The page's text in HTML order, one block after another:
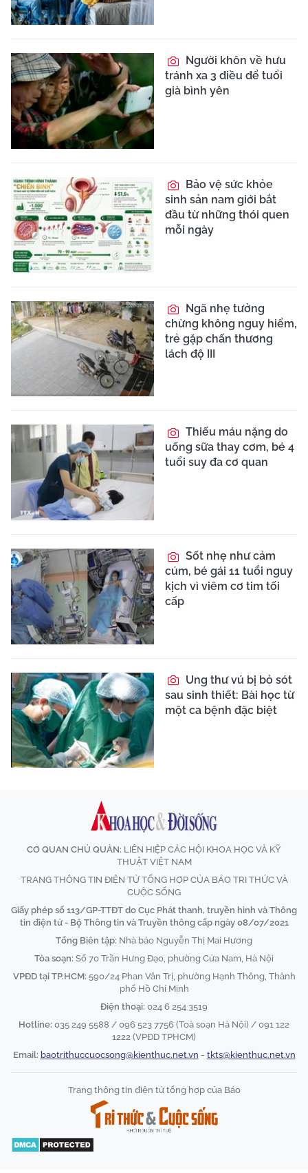
Người khôn về hưu
tránh xa 3 điều để tuổi
già bình yên
Bảo vệ sức khỏe
sinh sản nam giới bắt
đầu từ những thói quen
mỗi ngày
Ngã nhẹ tưởng
chừng không nguy hiểm,
trẻ gặp chấn thương
lách độ III
Thiếu máu nặng do
uống sữa thay cơm, bé 4
tuổi suy đa cơ quan
Sốt nhẹ như cảm
cúm, bé gái 11 tuổi nguy
kịch vì viêm cơ tim tối
cấp
Ung thư vú bị bỏ sót
sau sinh thiết: Bài học từ
một ca bệnh đặc biệt
CƠ QUAN CHỦ QUẢN: LIÊN HIỆP CÁC HỘI KHOA HỌC VÀ KỸ
THUẬT VIỆT NAM
TRANG THÔNG TIN ĐIỆN TỬ TỔNG HỢP CỦA BÁO TRI THỨC VÀ
CUỘC SỐNG
Giấy phép số 113/GP-TTĐT do Cục Phát thanh, truyền hình và Thông
tin điện tử - Bộ Thông tin và Truyền thông cấp ngày 08/07/2021
Tổng Biên tập: Nhà báo Nguyễn Thị Mai Hương
Tòa soạn: Số 70 Trần Hưng Đạo, phường Cửa Nam, Hà Nội
VPĐD tại TP.HCM: 590/24 Phan Văn Trị, phường Hạnh Thông, Thành
phố Hồ Chí Minh
Điện thoại: 024 6 254 3519
Hotline: 035 249 5588 / 096 523 7756 (Toà soạn Hà Nội) / 091 122
1222 (VPĐD TPHCM)
Email: baotrithuccuocsong@kienthuc.net.vn - tkts@kienthuc.net.vn
Trang thông tin điện tử tổng hợp của Báo